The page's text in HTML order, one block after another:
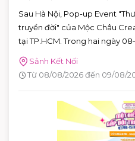
Sau Hà Nội, Pop-up Event
truyền đời" của Mộc Châu
tại TP.HCM. Trong hai ngày
có cơ hội khám phá những
gia nhiều hoạt động tương
bản giới hạn tại AEON MALL
Sảnh Kết Nối
Từ 08/08/2026 đến 09/08/